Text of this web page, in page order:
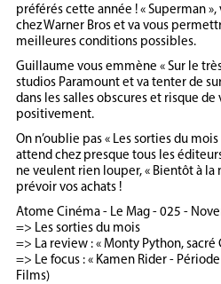
préférés cette année ! « Superman
chez Warner Bros et va vous
meilleures conditions possibles.
Guillaume vous emmène « Sur le
studios Paramount et va tenter de
dans les salles obscures et risque
positivement.
On n’oublie pas « Les sorties du
attend chez presque tous les
ne veulent rien louper, « Bientôt à la
prévoir vos achats !
Atome Cinéma - Le Mag - 025 -
=> Les sorties du mois
=> La review : « Monty Python, sacré
=> Le focus : « Kamen Rider -
Films)